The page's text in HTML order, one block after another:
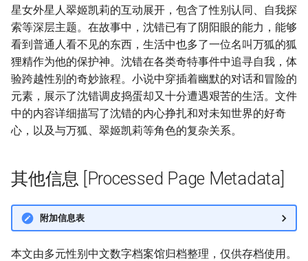
星女外星人翠姬凯莉的互动展开，包含了性别认同、自我探
索等深层主题。在故事中，沈错已有了阴阳眼的能力，能够
看到普通人看不见的东西，生活中也多了一位名叫万狐的狐
狸精作为他的保护神。沈错在各类奇特事件中追寻自我，体
验跨越性别的奇妙旅程。小说中穿插着幽默的对话和冒险的
元素，展示了沈错调皮捣蛋却又十分遭遇艰苦的生活。文件
中的内容详细描写了沈错的内心挣扎和对未知世界的好奇
心，以及与万狐、翠姬凯莉等角色的复杂关系。
其他信息 [Processed Page Metadata]
附加信息表
本文由多元性别中文数字档案馆归档整理，仅供存档使用。